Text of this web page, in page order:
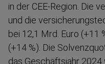
in der CEE-Region. Die
und die
bei 12,1 Mrd. Euro (+11
(+14 %). Die
das Geschäftsjahr 2024